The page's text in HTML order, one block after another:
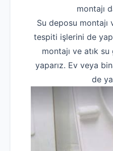
montajı
Su deposu montajı
tespiti işlerini de
montajı ve atık
yaparız. Ev veya
de